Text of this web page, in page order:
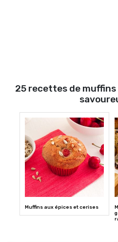
25 recettes de
Muffins aux épices et cerises